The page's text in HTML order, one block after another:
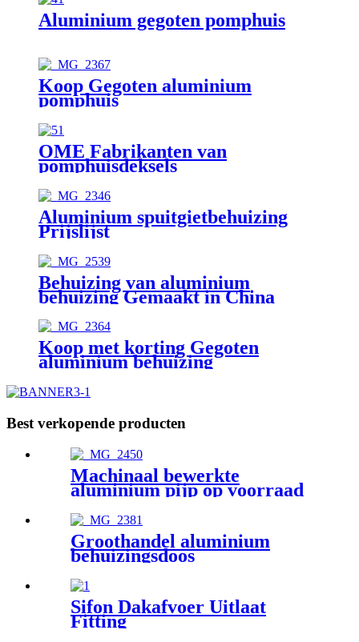
Aluminium gegoten pomphuis
Koop Gegoten aluminium
pomphuis
OME Fabrikanten van
pomphuisdeksels
Aluminium spuitgietbehuizing
Prijslijst
Behuizing van aluminium
behuizing Gemaakt in China
Koop met korting Gegoten
aluminium behuizing
Best verkopende producten
Machinaal bewerkte
aluminium pijp op voorraad
Groothandel aluminium
behuizingsdoos
Sifon Dakafvoer Uitlaat
Fitting